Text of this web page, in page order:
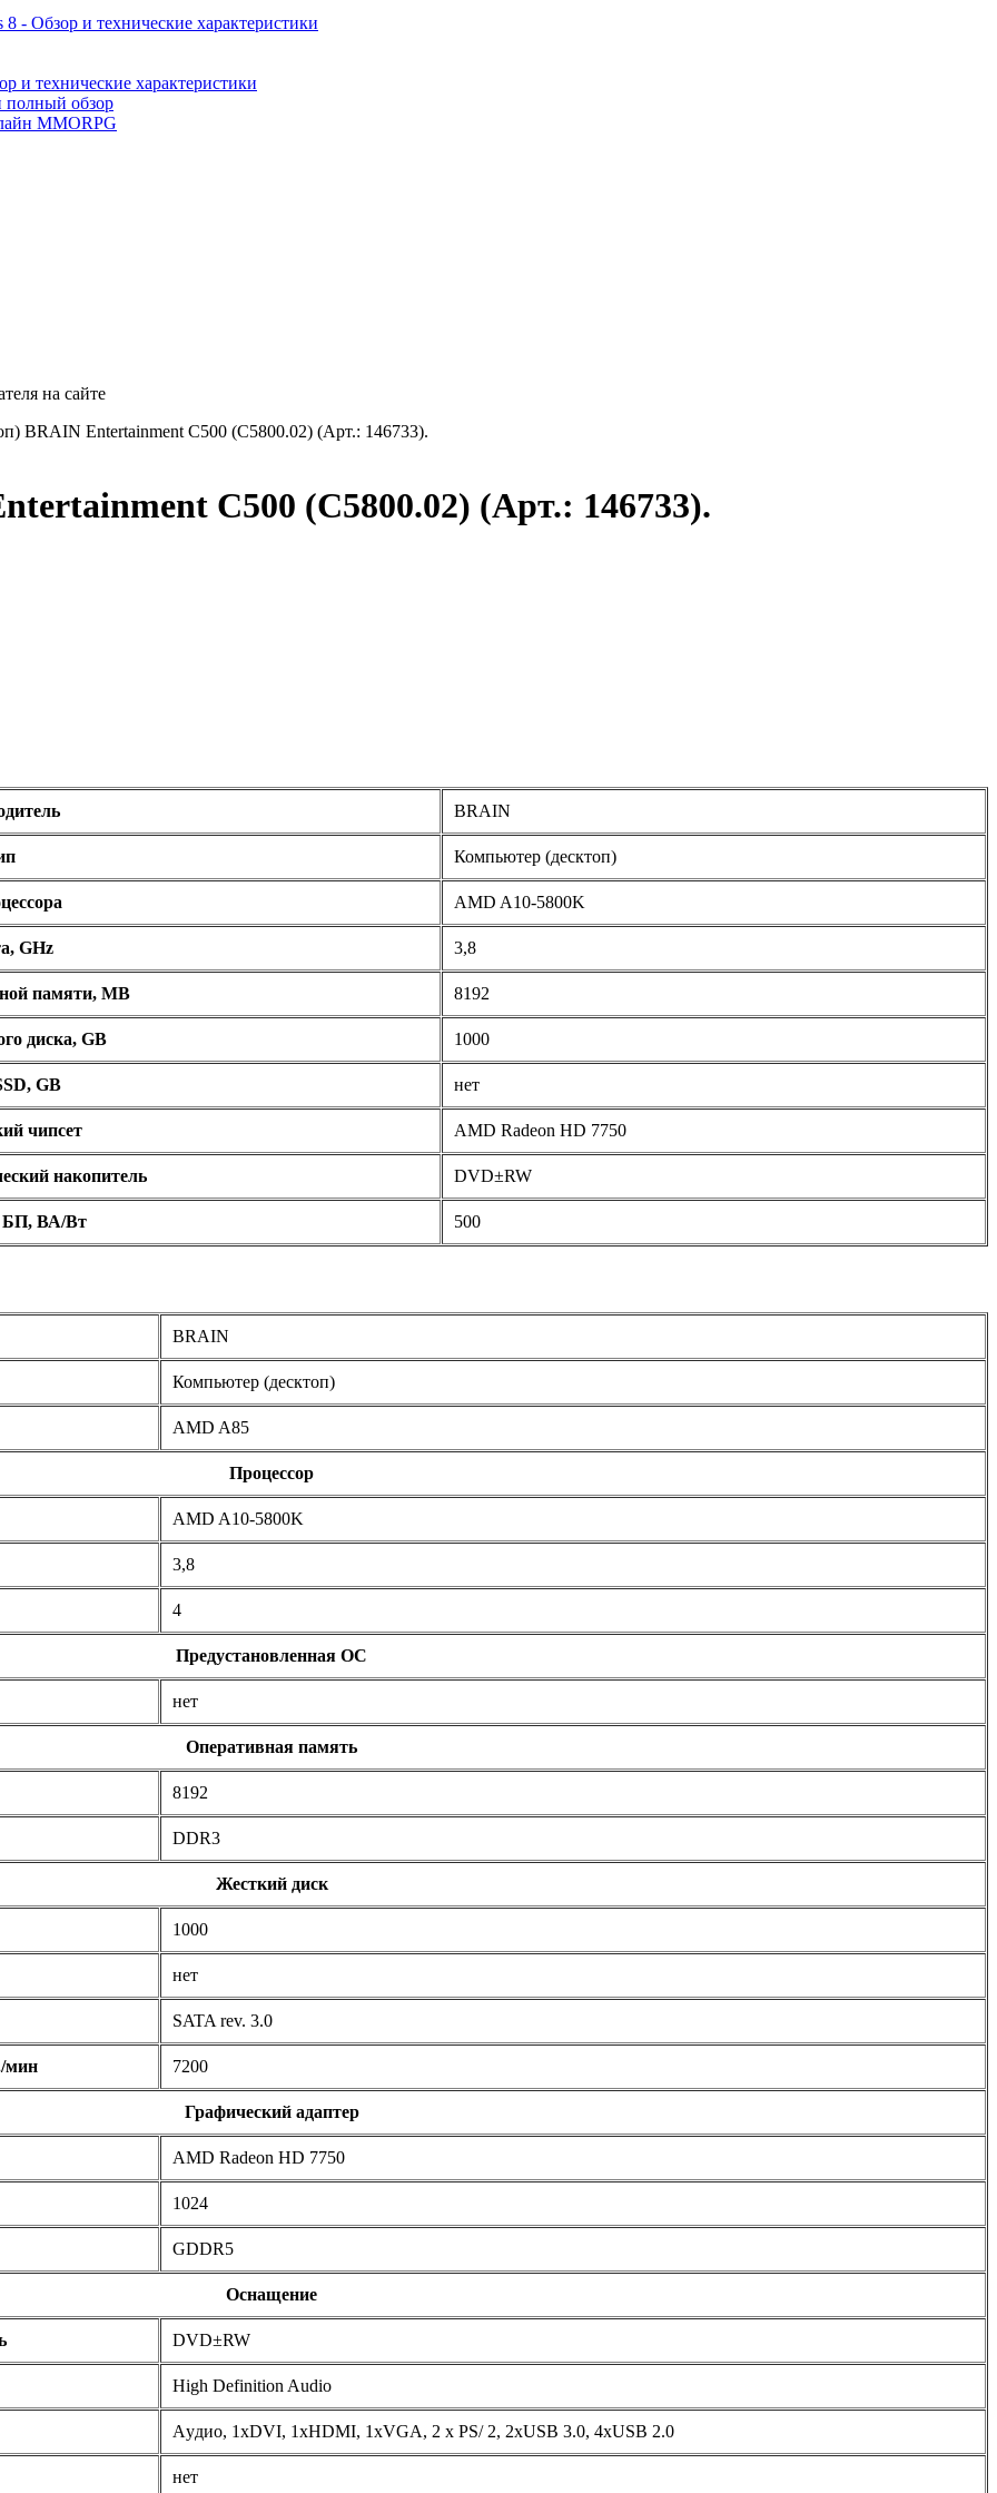
- Обзор и технические характеристики
и технические характеристики
полный обзор
MMORPG
на сайте
BRAIN Entertainment С500 (C5800.02) (Арт.: 146733).
С500 (C5800.02) (Арт.: 146733).
BRAIN
Компьютер (десктоп)
AMD A10-5800K
GHz 3,8
памяти, MB 8192
диска, GB 1000
GB нет
чипсет AMD Radeon HD 7750
накопитель DVD±RW
ВА/Вт 500
BRAIN
Компьютер (десктоп)
AMD A85
Процессор
AMD A10-5800K
3,8
4
Предустановленная ОС
нет
Оперативная память
8192
DDR3
Жесткий диск
1000
нет
SATA rev. 3.0
мин 7200
Графический адаптер
AMD Radeon HD 7750
1024
GDDR5
Оснащение
DVD±RW
High Definition Audio
Аyдио, 1xDVI, 1xHDMI, 1xVGA, 2 х PS/ 2, 2xUSB 3.0, 4xUSB 2.0
нет